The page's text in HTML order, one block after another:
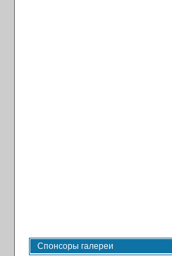
Спонсоры галереи